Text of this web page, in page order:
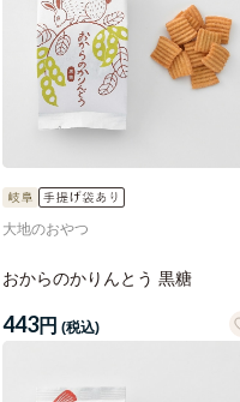
大地のおやつ
おからのかりんとう 黒糖
443円 (税込)